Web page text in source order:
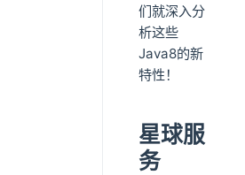
们就深入分
析这些
Java8的新
特性！
星球服
务